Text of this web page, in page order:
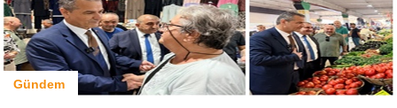
Gündem